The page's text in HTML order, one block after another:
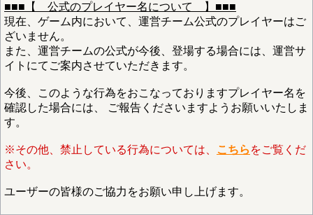
■■■【 公式のプレイヤー名について 】■■■
現在、ゲーム内において、運営チーム公式のプレイヤーはご
ざいません。
また、運営チームの公式が今後、登場する場合には、運営サ
イトにてご案内させていただきます。
今後、このような行為をおこなっておりますプレイヤー名を
確認した場合には、 ご報告くださいますようお願いいたしま
す。
※その他、禁止している行為については、 こちら をご覧くだ
さい。
ユーザーの皆様のご協力をお願い申し上げます。